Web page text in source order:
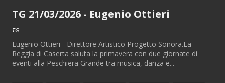
TG 21/03/2026 - Eugenio Ottieri
TG
Eugenio Ottieri - Direttore Artistico Progetto Sonora.La
Reggia di Caserta saluta la primavera con due giornate di
eventi alla Peschiera Grande tra musica, danza e...